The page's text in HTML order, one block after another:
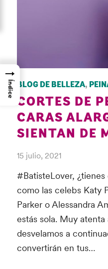
BLOG DE BELLEZA,
CORTES DE
CARAS
SIENTAN DE
#BatisteLover,
como las celebs Katy
Parker o Alessandra
estás sola. Muy
desvelamos a
convertirán en tus…
15 julio, 2021
→
Índice